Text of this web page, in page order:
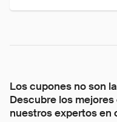
Los cupones no son
Descubre los
nuestros expertos en